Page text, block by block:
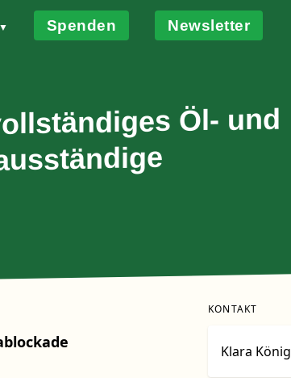
▼ Spenden Newsletter
Öl- und
KONTAKT
Klara König